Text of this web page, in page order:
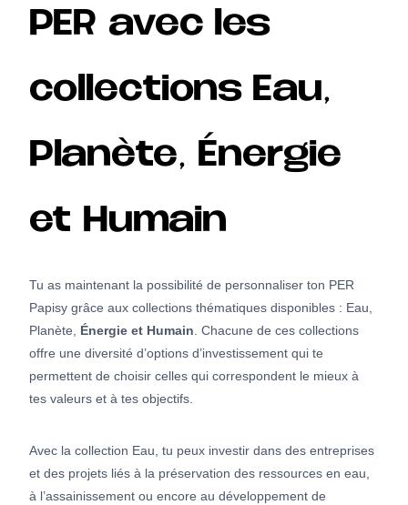
PER avec les
collections Eau,
Planète, Énergie
et Humain
Tu as maintenant la possibilité de personnaliser ton PER
Papisy grâce aux collections thématiques disponibles : Eau,
Planète, Énergie et Humain . Chacune de ces collections
offre une diversité d’options d’investissement qui te
permettent de choisir celles qui correspondent le mieux à
tes valeurs et à tes objectifs.
Avec la collection Eau, tu peux investir dans des entreprises
et des projets liés à la préservation des ressources en eau,
à l’assainissement ou encore au développement de